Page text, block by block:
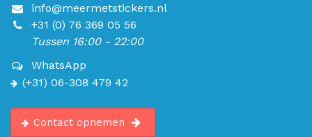
info@meermetstickers.nl
+31 (0) 76 369 05 56
Tussen 16:00 - 22:00
WhatsApp
(+31) 06-308 479 42
Contact opnemen